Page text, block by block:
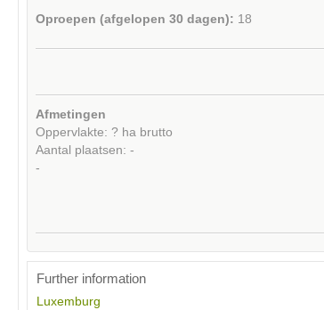
Oproepen (afgelopen 30 dagen): 18
Afmetingen
Oppervlakte: ? ha brutto
Aantal plaatsen: -
-
Further information
Luxemburg